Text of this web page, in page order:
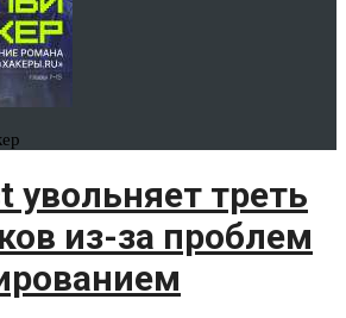
увольняет треть
из-за проблем